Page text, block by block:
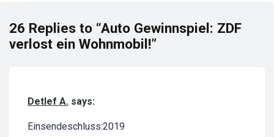
26 Replies to “Auto Gewinnspiel: ZDF
verlost ein Wohnmobil!”
Detlef A. says:
Einsendeschluss:2019